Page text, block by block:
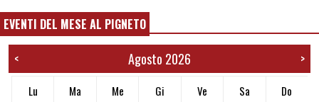
EVENTI DEL MESE AL PIGNETO
< Agosto 2026 >
Lu Ma Me Gi Ve Sa Do